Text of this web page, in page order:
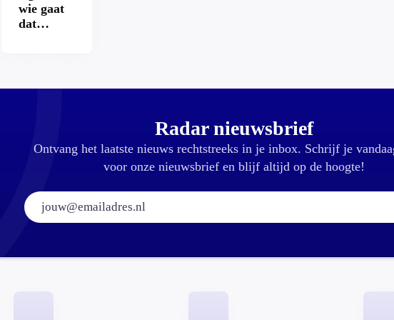
wie gaat
dat
Radar nieuwsbrief
Ontvang het laatste nieuws rechtstreeks in je inbox. Schrijf je
voor onze nieuwsbrief en blijf altijd op de hoogte!
E-mailadres: